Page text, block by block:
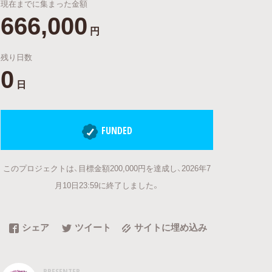
現在までに集まった金額
666,000 円
残り日数
0 日
FUNDED
このプロジェクトは、目標金額200,000円を達成し、2026年7
月10日23:59に終了しました。
シェア ツイート サイトに埋め込み